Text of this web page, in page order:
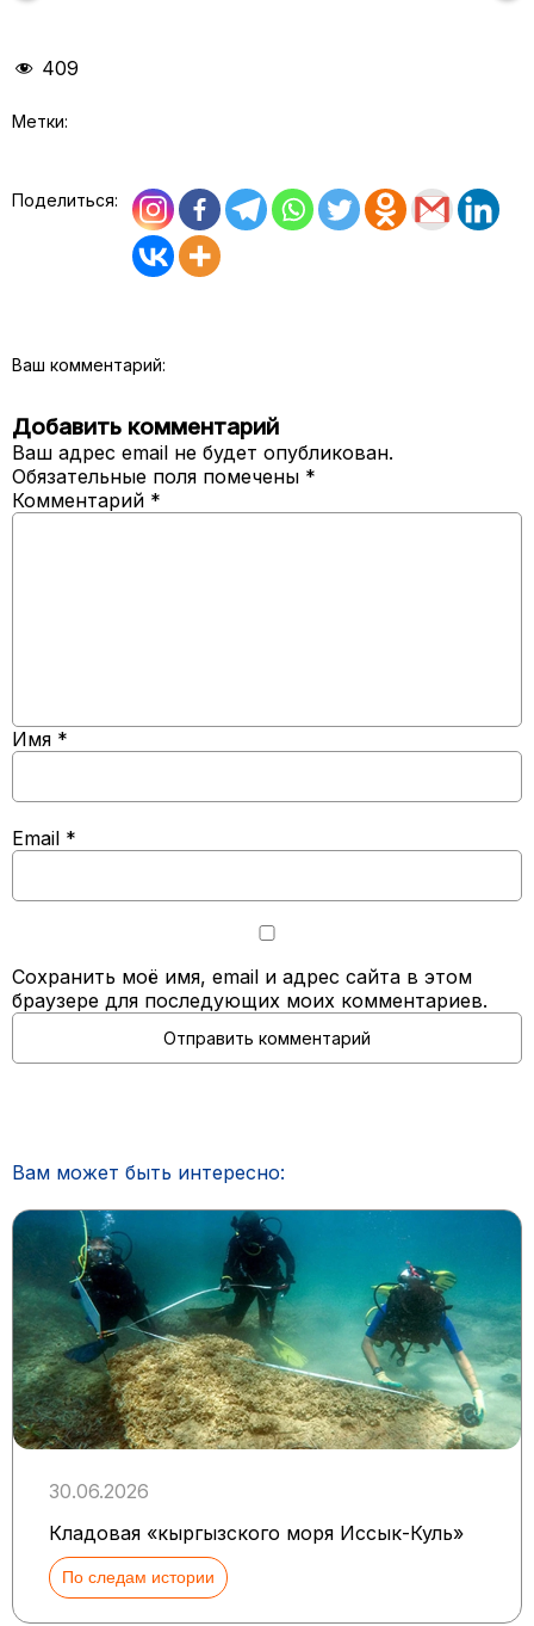
409
Метки:
Поделиться:
Ваш комментарий:
Добавить комментарий
Ваш адрес email не будет опубликован.
Обязательные поля помечены *
Комментарий *
Имя *
Email *
Сохранить моё имя, email и адрес сайта в этом
браузере для последующих моих комментариев.
Вам может быть интересно:
30.06.2026
Кладовая «кыргызского моря Иссык-Куль»
По следам истории